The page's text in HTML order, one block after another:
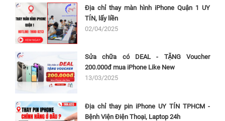
Địa chỉ thay màn hình iPhone Quận 1 UY
TÍN, lấy liền
02/04/2025
Sửa chữa có DEAL - TẶNG Voucher
200.000đ mua iPhone Like New
13/03/2025
Địa chỉ thay pin iPhone UY TÍN TPHCM -
Bệnh Viện Điện Thoại, Laptop 24h